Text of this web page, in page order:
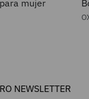
mujer
NEWSLETTER